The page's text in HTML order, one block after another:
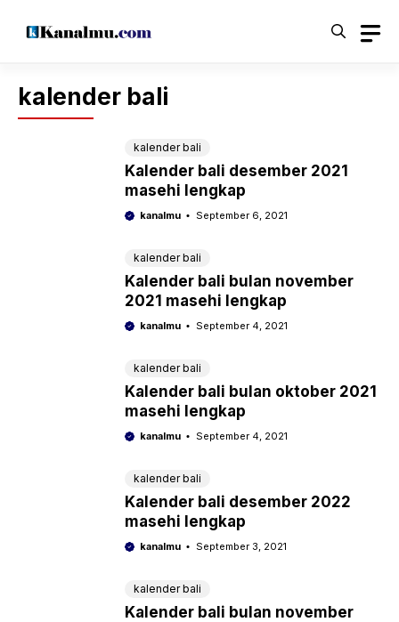
kalender bali
kalender bali
Kalender bali desember 2021
masehi lengkap
kanalmu September 6, 2021
kalender bali
Kalender bali bulan november
2021 masehi lengkap
kanalmu September 4, 2021
kalender bali
Kalender bali bulan oktober 2021
masehi lengkap
kanalmu September 4, 2021
kalender bali
Kalender bali desember 2022
masehi lengkap
kanalmu September 3, 2021
kalender bali
Kalender bali bulan november